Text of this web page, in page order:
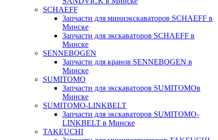
SCHAEFF
Запчасти для миниэкскаваторов SCHAEFF в
Минске
Запчасти для экскаваторов SCHAEFF в
Минске
SENNEBOGEN
Запчасти для кранов SENNEBOGEN в
Минске
SUMITOMO
Запчасти для экскаваторов SUMITOMOв
Минске
SUMITOMO-LINKBELT
Запчасти для экскаваторов SUMITOMO-
LINKBELT в Минске
TAKEUCHI